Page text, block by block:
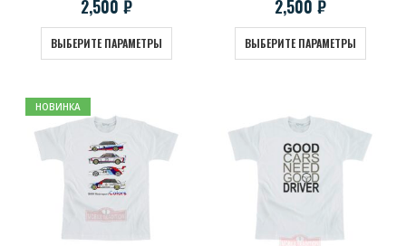
2,500 ₽
ВЫБЕРИТЕ ПАРАМЕТРЫ
2,500 ₽
ВЫБЕРИТЕ ПАРАМЕТРЫ
НОВИНКА